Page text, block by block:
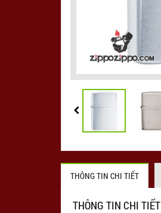
THÔNG TIN CHI TIẾT
THÔNG TIN CHI TIẾT